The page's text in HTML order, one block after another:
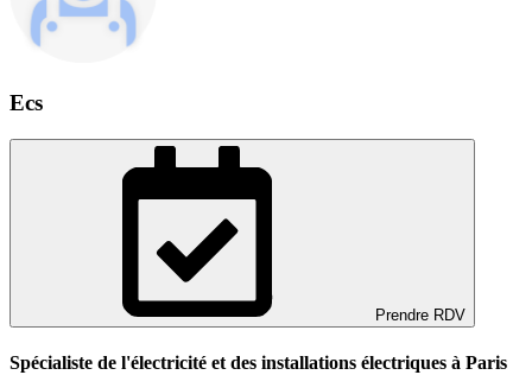
Ecs
Prendre RDV
Spécialiste de l'électricité et des installations électriques à Paris